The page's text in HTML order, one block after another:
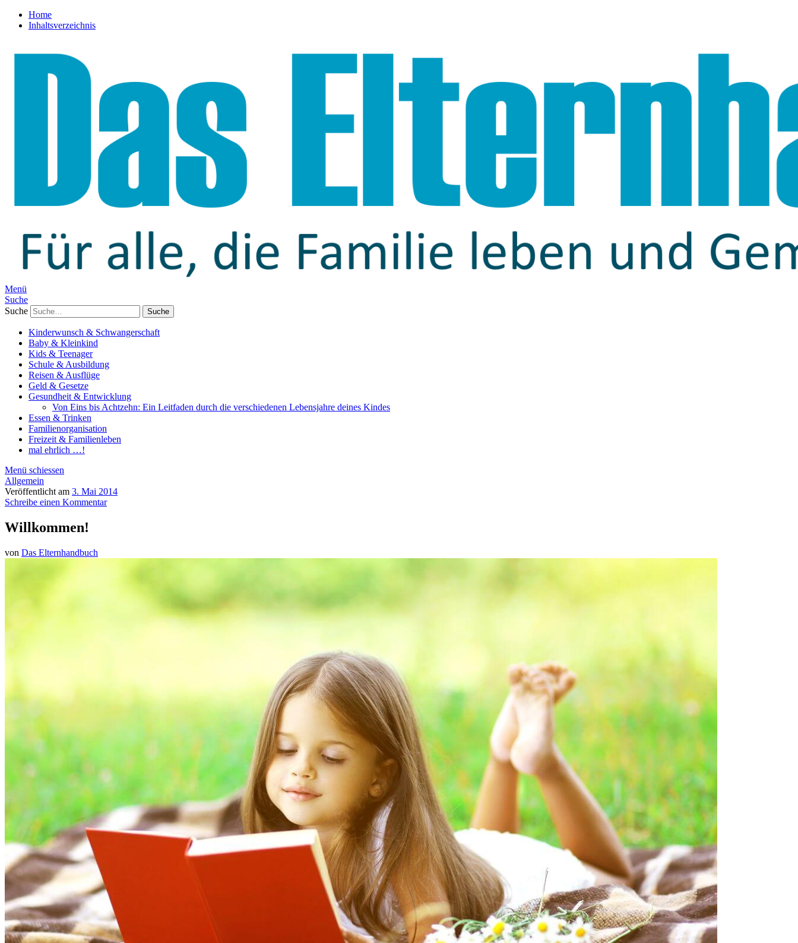
Home
Inhaltsverzeichnis
Menü
Suche
Suche
Kinderwunsch & Schwangerschaft
Baby & Kleinkind
Kids & Teenager
Schule & Ausbildung
Reisen & Ausflüge
Geld & Gesetze
Gesundheit & Entwicklung
Von Eins bis Achtzehn: Ein Leitfaden durch die verschiedenen Lebensjahre deines Kindes
Essen & Trinken
Familienorganisation
Freizeit & Familienleben
mal ehrlich …!
Menü schiessen
Allgemein
Veröffentlicht am 3. Mai 2014
Schreibe einen Kommentar
Willkommen!
von Das Elternhandbuch